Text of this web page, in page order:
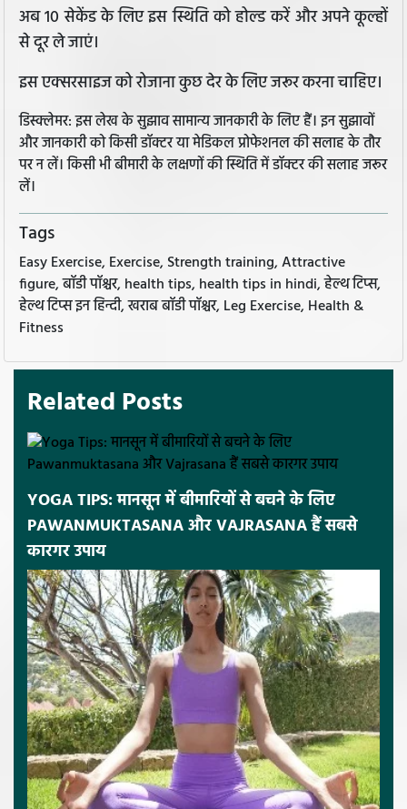
अब 10 सेकेंड के लिए इस स्थिति को होल्ड करें और अपने कूल्हों
से दूर ले जाएं।
इस एक्सरसाइज को रोजाना कुछ देर के लिए जरूर करना चाहिए।
डिस्क्लेमर: इस लेख के सुझाव सामान्य जानकारी के लिए हैं। इन सुझावों
और जानकारी को किसी डॉक्टर या मेडिकल प्रोफेशनल की सलाह के तौर
पर न लें। किसी भी बीमारी के लक्षणों की स्थिति में डॉक्टर की सलाह जरूर
लें।
Tags
Easy Exercise, Exercise, Strength training, Attractive
figure, बॉडी पॉश्चर, health tips, health tips in hindi, हेल्थ टिप्स,
हेल्थ टिप्स इन हिन्दी, खराब बॉडी पॉश्चर, Leg Exercise, Health &
Fitness
Related Posts
YOGA TIPS: मानसून में बीमारियों से बचने के लिए
PAWANMUKTASANA और VAJRASANA हैं सबसे
कारगर उपाय